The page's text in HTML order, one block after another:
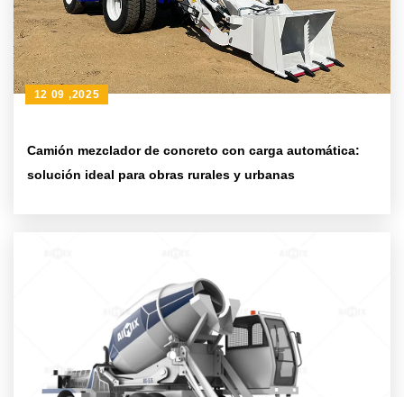
Camión mezclador de concreto con carga automática:
solución ideal para obras rurales y urbanas
12 09 ,2025